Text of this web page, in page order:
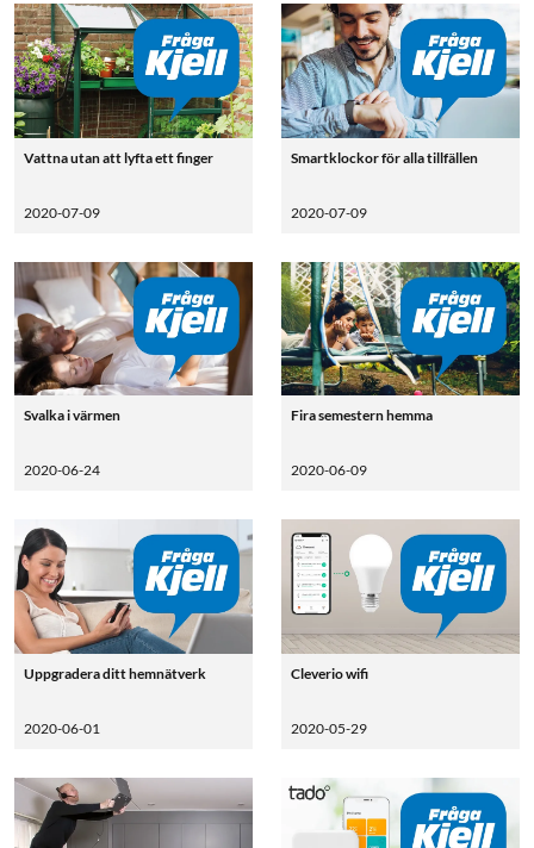
Vattna utan att lyfta ett finger
2020-07-09
Smartklockor för alla tillfällen
2020-07-09
Svalka i värmen
2020-06-24
Fira semestern hemma
2020-06-09
Uppgradera ditt hemnätverk
2020-06-01
Cleverio wifi
2020-05-29